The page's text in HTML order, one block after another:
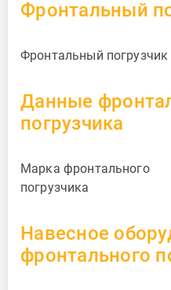
Фронтальный
Фронтальный погрузчик
Данные
погрузчика
Марка фронтального
погрузчика
Навесное
фронтального